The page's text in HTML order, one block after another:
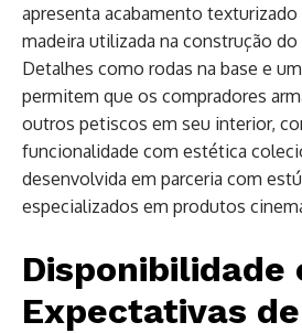
apresenta acabamento texturizado
madeira utilizada na construção
Detalhes como rodas na base e
permitem que os compradores
outros petiscos em seu interior,
funcionalidade com estética
desenvolvida em parceria com
especializados em produtos
Disponibilidade
Expectativas